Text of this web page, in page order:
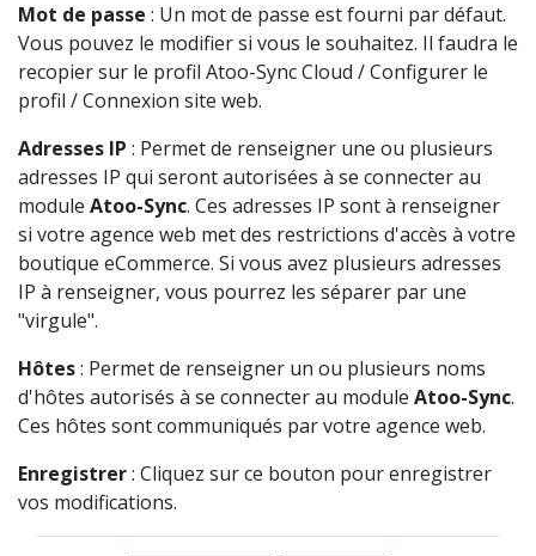
Mot de passe : Un mot de passe est fourni par défaut.
Vous pouvez le modifier si vous le souhaitez. Il faudra le
recopier sur le profil Atoo-Sync Cloud / Configurer le
profil / Connexion site web.
Adresses IP : Permet de renseigner une ou plusieurs
adresses IP qui seront autorisées à se connecter au
module Atoo-Sync. Ces adresses IP sont à renseigner
si votre agence web met des restrictions d'accès à votre
boutique eCommerce. Si vous avez plusieurs adresses
IP à renseigner, vous pourrez les séparer par une
"virgule".
Hôtes: Permet de renseigner un ou plusieurs noms
d'hôtes autorisés à se connecter au module Atoo-Sync.
Ces hôtes sont communiqués par votre agence web.
Enregistrer: Cliquez sur ce bouton pour enregistrer
vos modifications.